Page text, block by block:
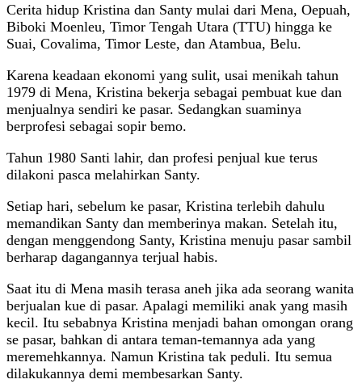
Cerita hidup Kristina dan Santy mulai dari Mena, Oepuah,
Biboki Moenleu, Timor Tengah Utara (TTU) hingga ke
Suai, Covalima, Timor Leste, dan Atambua, Belu.
Karena keadaan ekonomi yang sulit, usai menikah tahun
1979 di Mena, Kristina bekerja sebagai pembuat kue dan
menjualnya sendiri ke pasar. Sedangkan suaminya
berprofesi sebagai sopir bemo.
Tahun 1980 Santi lahir, dan profesi penjual kue terus
dilakoni pasca melahirkan Santy.
Setiap hari, sebelum ke pasar, Kristina terlebih dahulu
memandikan Santy dan memberinya makan. Setelah itu,
dengan menggendong Santy, Kristina menuju pasar sambil
berharap dagangannya terjual habis.
Saat itu di Mena masih terasa aneh jika ada seorang wanita
berjualan kue di pasar. Apalagi memiliki anak yang masih
kecil. Itu sebabnya Kristina menjadi bahan omongan orang
se pasar, bahkan di antara teman-temannya ada yang
meremehkannya. Namun Kristina tak peduli. Itu semua
dilakukannya demi membesarkan Santy.